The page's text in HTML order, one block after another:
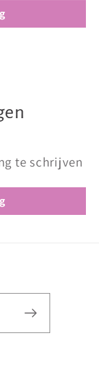
te schrijven